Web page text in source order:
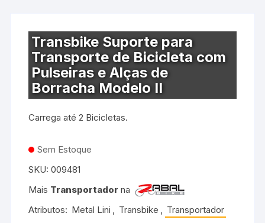
Transbike Suporte para
Transporte de Bicicleta com
Pulseiras e Alças de
Borracha Modelo II
Carrega até 2 Bicicletas.
Sem Estoque
SKU:009481
Mais Transportador na
Atributos: Metal Lini , Transbike , Transportador